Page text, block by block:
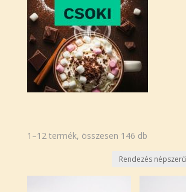
1–12 termék, összesen 146 dbSorted
by
popularity